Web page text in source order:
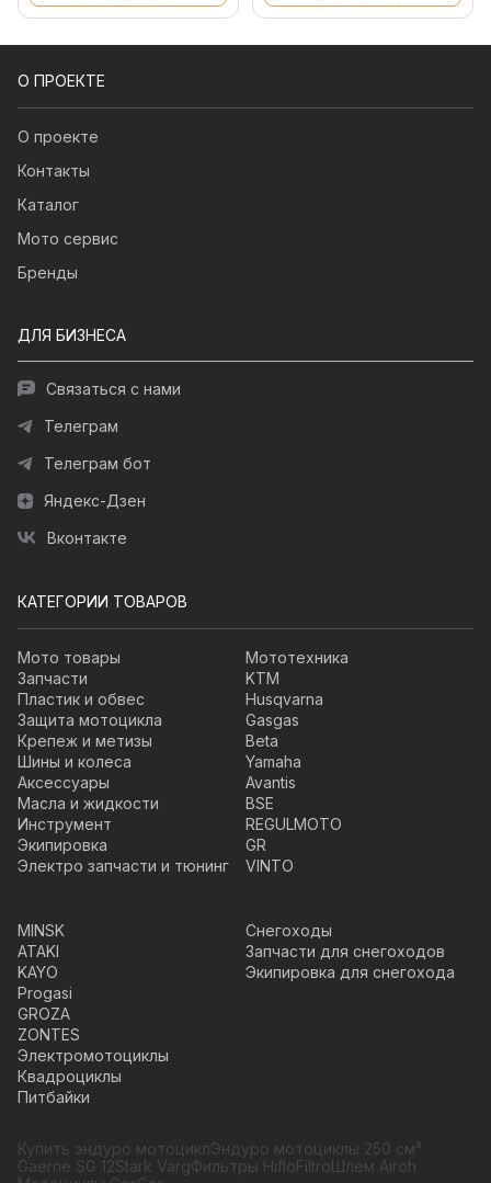
О ПРОЕКТЕ
О проекте
Контакты
Каталог
Мото сервис
Бренды
ДЛЯ БИЗНЕСА
Связаться с нами
Телеграм
Телеграм бот
Яндекс-Дзен
Вконтакте
КАТЕГОРИИ ТОВАРОВ
Мото товары
Запчасти
Пластик и обвес
Защита мотоцикла
Крепеж и метизы
Шины и колеса
Аксессуары
Масла и жидкости
Инструмент
Экипировка
Электро запчасти и тюнинг
Мототехника
KTM
Husqvarna
Gasgas
Beta
Yamaha
Avantis
BSE
REGULMOTO
GR
VINTO
MINSK
ATAKI
KAYO
Progasi
GROZA
ZONTES
Электромотоциклы
Квадроциклы
Питбайки
Снегоходы
Запчасти для снегоходов
Экипировка для снегохода
Купить эндуро мотоциклЭндуро мотоциклы 250 см³
Gaerne SG 12Stark VargФильтры HifloFiltroШлем Airoh